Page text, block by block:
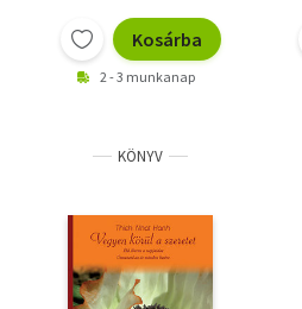
Kosárba
2 - 3 munkanap
KÖNYV